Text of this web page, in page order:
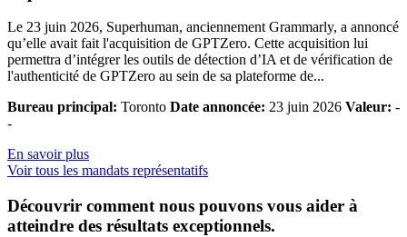
Le 23 juin 2026, Superhuman, anciennement Grammarly, a annoncé
qu’elle avait fait l'acquisition de GPTZero. Cette acquisition lui
permettra d’intégrer les outils de détection d’IA et de vérification de
l'authenticité de GPTZero au sein de sa plateforme de...
Bureau principal: Toronto Date annoncée: 23 juin 2026 Valeur: -
-
En savoir plus
Voir tous les mandats représentatifs
Découvrir comment nous pouvons vous aider à
atteindre des résultats exceptionnels.